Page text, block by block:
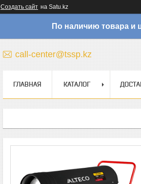
Создать сайт на Satu.kz
По наличию товара и
call-center@tssp.kz
ГЛАВНАЯ КАТАЛОГ